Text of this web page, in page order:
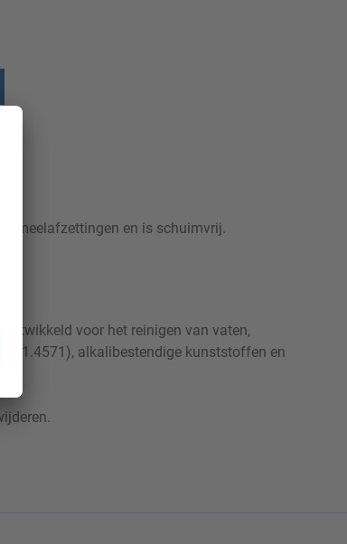
en is schuimvrij.
voor het reinigen van vaten,
1.4571), alkalibestendige kunststoffen en